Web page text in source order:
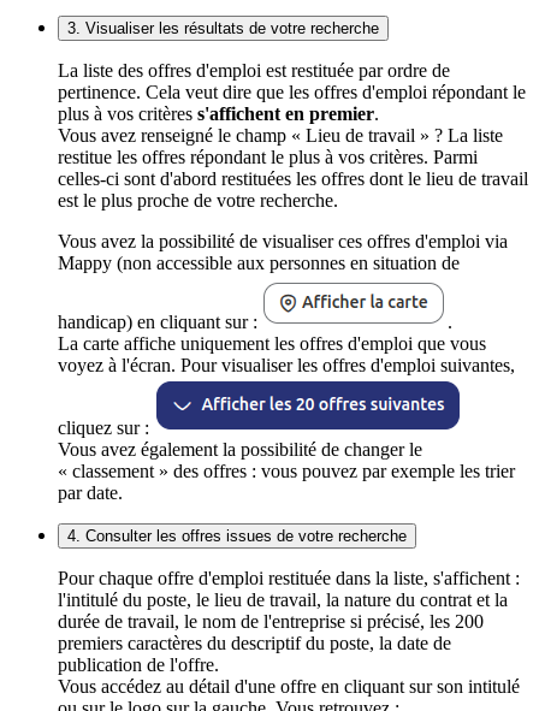
3. Visualiser les résultats de votre recherche
La liste des offres d'emploi est restituée par ordre de
pertinence. Cela veut dire que les offres d'emploi répondant le
plus à vos critères s'affichent en premier.
Vous avez renseigné le champ « Lieu de travail » ? La liste
restitue les offres répondant le plus à vos critères. Parmi
celles-ci sont d'abord restituées les offres dont le lieu de travail
est le plus proche de votre recherche.
Vous avez la possibilité de visualiser ces offres d'emploi via
Mappy (non accessible aux personnes en situation de
handicap) en cliquant sur :
.
La carte affiche uniquement les offres d'emploi que vous
voyez à l'écran. Pour visualiser les offres d'emploi suivantes,
cliquez sur :
Vous avez également la possibilité de changer le
« classement » des offres : vous pouvez par exemple les trier
par date.
4. Consulter les offres issues de votre recherche
Pour chaque offre d'emploi restituée dans la liste, s'affichent :
l'intitulé du poste, le lieu de travail, la nature du contrat et la
durée de travail, le nom de l'entreprise si précisé, les 200
premiers caractères du descriptif du poste, la date de
publication de l'offre.
Vous accédez au détail d'une offre en cliquant sur son intitulé